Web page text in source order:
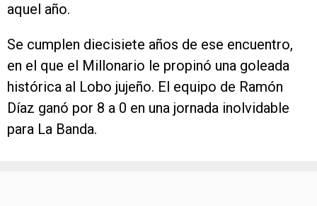
aquel año.
Se cumplen diecisiete años de ese encuentro,
en el que el Millonario le propinó una goleada
histórica al Lobo jujeño. El equipo de Ramón
Díaz ganó por 8 a 0 en una jornada inolvidable
para La Banda.